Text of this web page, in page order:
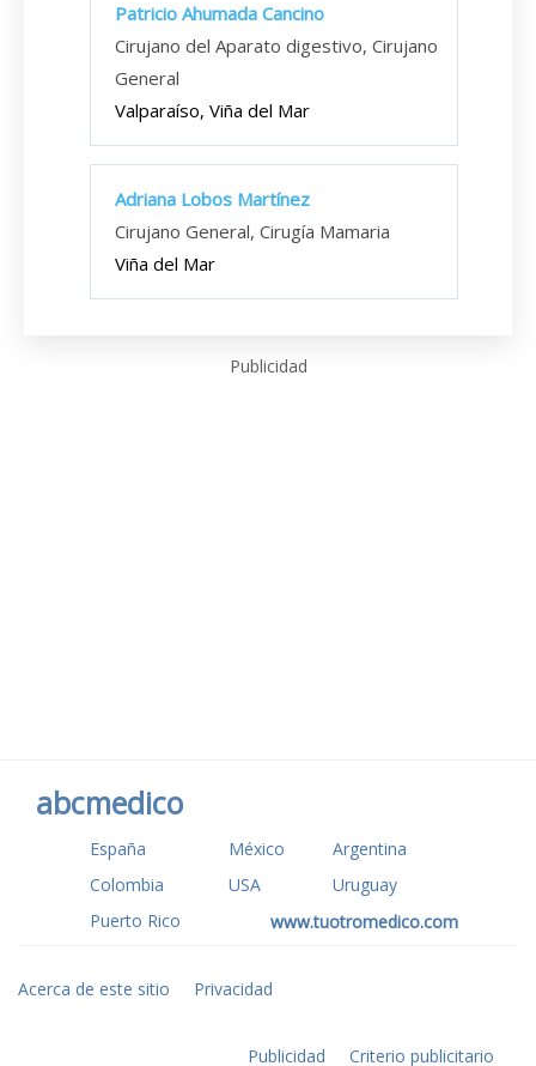
Patricio Ahumada Cancino
Cirujano del Aparato digestivo, Cirujano
General
Valparaíso, Viña del Mar
Adriana Lobos Martínez
Cirujano General, Cirugía Mamaria
Viña del Mar
Publicidad
abcmedico
España México
Argentina
Colombia
USA
Uruguay
Puerto Rico
www.tuotromedico.com
Acerca de este sitio Privacidad
Publicidad Criterio publicitario